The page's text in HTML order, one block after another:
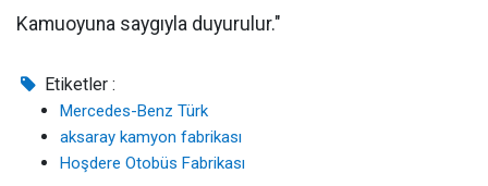
Kamuoyuna saygıyla duyurulur."
Etiketler :
Mercedes-Benz Türk
aksaray kamyon fabrikası
Hoşdere Otobüs Fabrikası